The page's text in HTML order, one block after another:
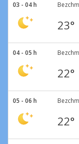
03 - 04 h
23°
04 - 05 h
22°
05 - 06 h
22°